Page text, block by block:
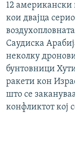
12 американски
кои двајца
Саудиска
неколку
бунтовници
ракети кон
што се
конфликтот кој